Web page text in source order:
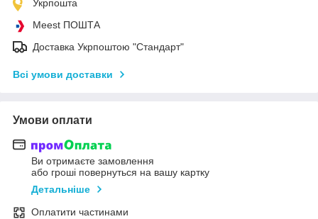
Укрпошта
Meest ПОШТА
Доставка Укрпоштою "Стандарт"
Всі умови доставки
Умови оплати
Ви отримаєте замовлення
або гроші повернуться на вашу картку
Детальніше
Оплатити частинами